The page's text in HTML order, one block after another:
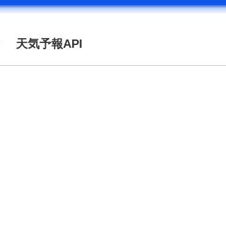
天気予報API